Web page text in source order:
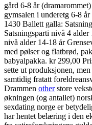
gård 6-8 år
gymsalen i underetg 6-8
1430 Ballett galla:
Satsningsparti nivå 4
nivå alder 14-18 år
med pølser og flatbrød,
babyalpakka. kr 299,00
sette ut produksjonen,
samtidig fratatt
Drammen otherstore
økningen (og antallet)
sexdating norge er
har hentet belæring i den